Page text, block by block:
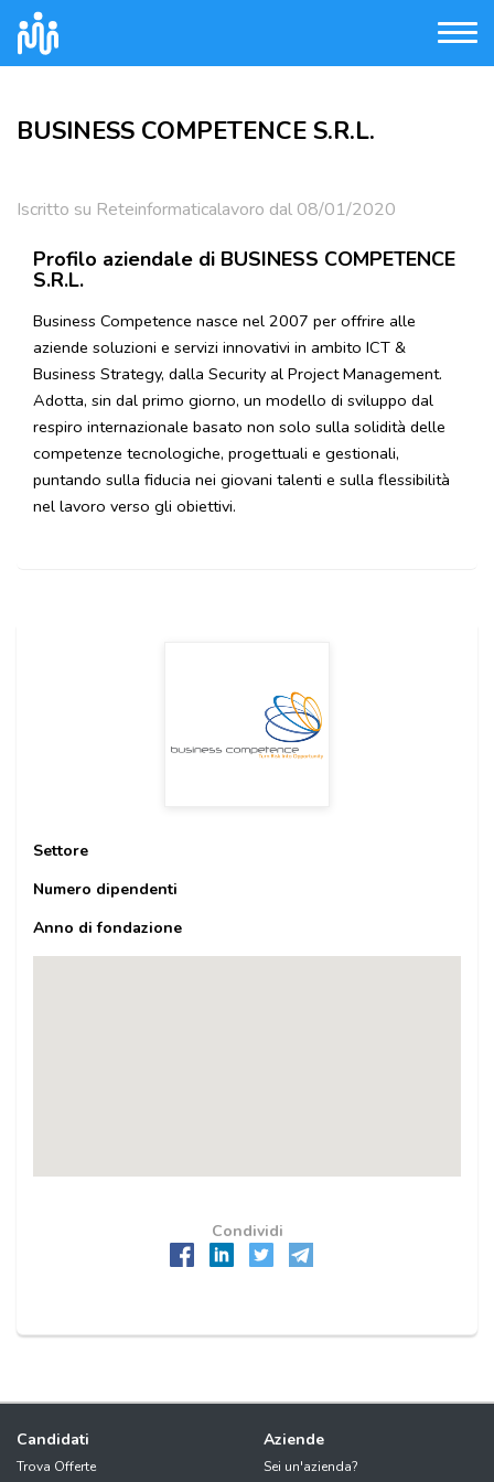
BUSINESS COMPETENCE S.R.L.
Iscritto su Reteinformaticalavoro dal 08/01/2020
Profilo aziendale di BUSINESS COMPETENCE
S.R.L.
Business Competence nasce nel 2007 per offrire alle
aziende soluzioni e servizi innovativi in ambito ICT &
Business Strategy, dalla Security al Project Management.
Adotta, sin dal primo giorno, un modello di sviluppo dal
respiro internazionale basato non solo sulla solidità delle
competenze tecnologiche, progettuali e gestionali,
puntando sulla fiducia nei giovani talenti e sulla flessibilità
nel lavoro verso gli obiettivi.
Settore
Numero dipendenti
Anno di fondazione
Condividi
Candidati
Trova Offerte
Aziende
Sei un'azienda?